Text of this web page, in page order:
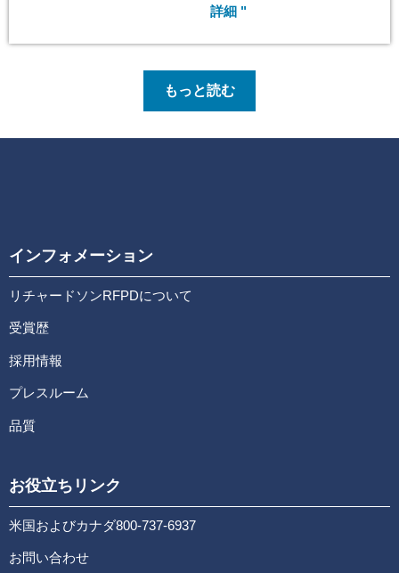
詳細 "
もっと読む
インフォメーション
リチャードソンRFPDについて
受賞歴
採用情報
プレスルーム
品質
お役立ちリンク
米国およびカナダ800-737-6937
お問い合わせ